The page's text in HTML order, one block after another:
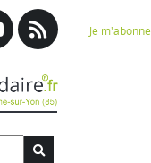
Je m'abonne